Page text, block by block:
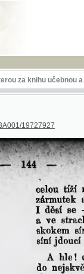
učebnou a čítací pro